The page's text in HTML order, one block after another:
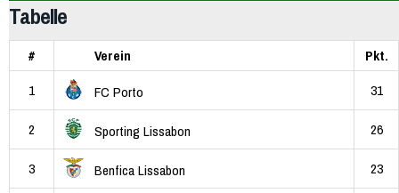
Tabelle
# Verein
Pkt.
1
FC Porto 31
2 Sporting Lissabon 26
3 Benfica Lissabon 23